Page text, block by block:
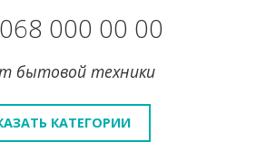
068 000 00 00
бытовой техники
КАТЕГОРИИ